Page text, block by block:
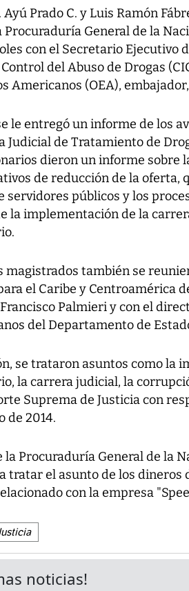
Ayú Prado C. y Luis Ramón
General de la
con el Secretario Ejecutivo
del Abuso de Drogas
Americanos (OEA),
le entregó un informe de los
Judicial de Tratamiento de
dieron un informe sobre
de reducción de la oferta,
servidores públicos y los
la implementación de la
magistrados también se
el Caribe y Centroamérica
Palmieri y con el
del Departamento de
se trataron asuntos como la
la carrera judicial, la
Suprema de Justicia con
de 2014.
Procuraduría General de la
tratar el asunto de los dineros
con la empresa